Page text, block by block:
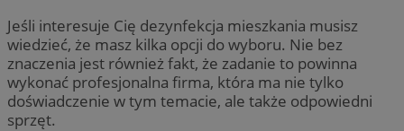
Jeśli interesuje Cię dezynfekcja mieszkania musisz
wiedzieć, że masz kilka opcji do wyboru. Nie bez
znaczenia jest również fakt, że zadanie to powinna
wykonać profesjonalna firma, która ma nie tylko
doświadczenie w tym temacie, ale także odpowiedni
sprzęt.